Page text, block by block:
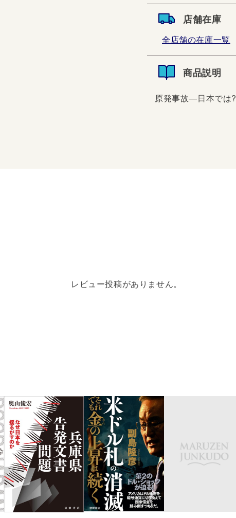
店舗在庫
全店舗の在庫一覧
商品説明
原発事故—日本では?
レビュー投稿がありません。